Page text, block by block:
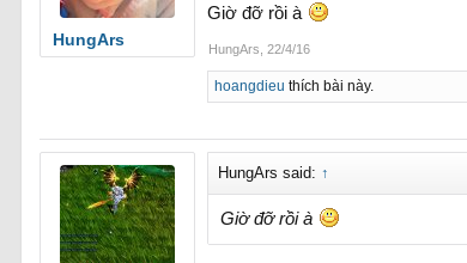
HungArs
Giờ đỡ rồi à
HungArs 22/4/16
hoangdieu thích bài này.
HungArs said: ↑
Giờ đỡ rồi à